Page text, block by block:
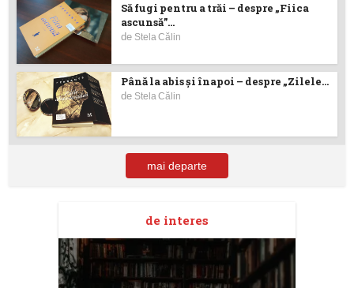
Să fugi pentru a trăi – despre „Fiica
ascunsă”...
de Stela Călin
Până la abis și înapoi – despre „Zilele...
de Stela Călin
mai departe
de interes